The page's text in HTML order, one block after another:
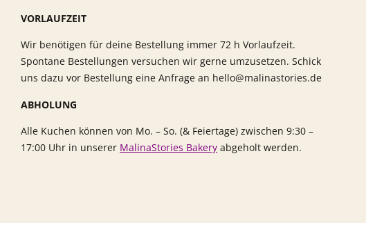
VORLAUFZEIT
Wir benötigen für deine Bestellung immer 72 h Vorlaufzeit.
Spontane Bestellungen versuchen wir gerne umzusetzen. Schick
uns dazu vor Bestellung eine Anfrage an hello@malinastories.de
ABHOLUNG
Alle Kuchen können von Mo. – So. (& Feiertage) zwischen 9:30 –
17:00 Uhr in unserer MalinaStories Bakery abgeholt werden.